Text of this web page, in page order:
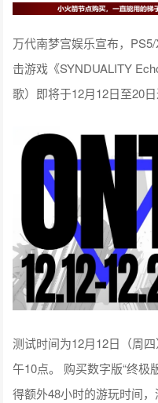
万代南梦宫娱乐宣布，
击游戏《SYNDUALITY
歌）即将于12月12日至20日
测试时间为12月12日（周
午10点。 购买数字版“终极
得额外48小时的游玩时间